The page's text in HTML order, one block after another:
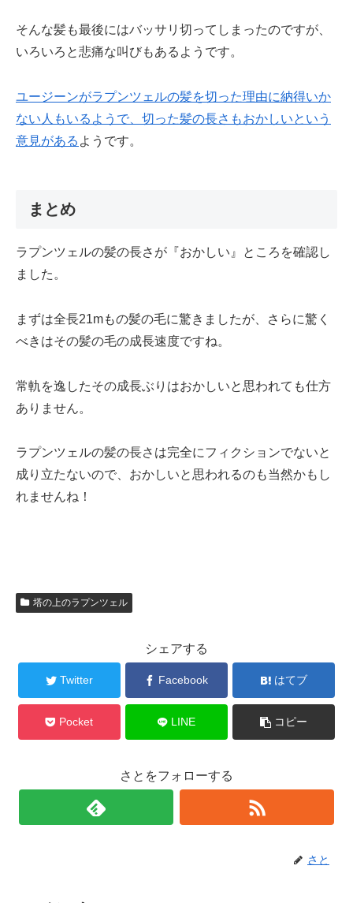
そんな髪も最後にはバッサリ切ってしまったのですが、
いろいろと悲痛な叫びもあるようです。
ユージーンがラプンツェルの髪を切った理由に納得いか
ない人もいるようで、切った髪の長さもおかしいという
意見がある ようです。
まとめ
ラプンツェルの髪の長さが『おかしい』ところを確認し
ました。
まずは全長21mもの髪の毛に驚きましたが、さらに驚く
べきはその髪の毛の成長速度ですね。
常軌を逸したその成長ぶりはおかしいと思われても仕方
ありません。
ラプンツェルの髪の長さは完全にフィクションでないと
成り立たないので、おかしいと思われるのも当然かもし
れませんね！
塔の上のラプンツェル
シェアする
Twitter Facebook はてブ
Pocket LINE コピー
さとをフォローする
さと